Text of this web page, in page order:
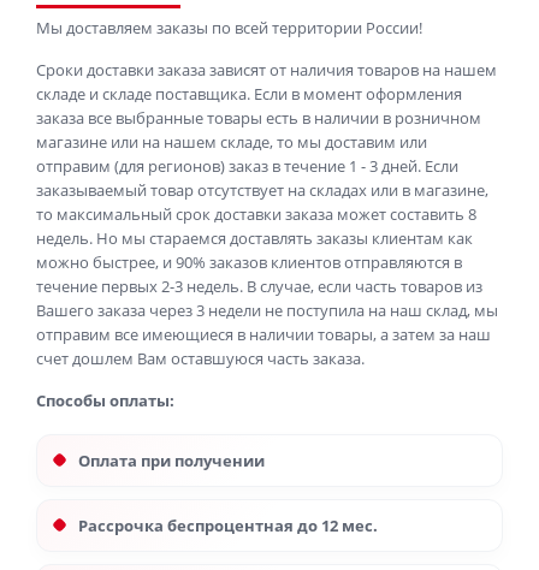
Мы доставляем заказы по всей территории России!
Сроки доставки заказа зависят от наличия товаров на нашем
складе и складе поставщика. Если в момент оформления
заказа все выбранные товары есть в наличии в розничном
магазине или на нашем складе, то мы доставим или
отправим (для регионов) заказ в течение 1 - 3 дней. Если
заказываемый товар отсутствует на складах или в магазине,
то максимальный срок доставки заказа может составить 8
недель. Но мы стараемся доставлять заказы клиентам как
можно быстрее, и 90% заказов клиентов отправляются в
течение первых 2-3 недель. В случае, если часть товаров из
Вашего заказа через 3 недели не поступила на наш склад, мы
отправим все имеющиеся в наличии товары, а затем за наш
счет дошлем Вам оставшуюся часть заказа.
Способы оплаты:
Оплата при получении
Рассрочка беспроцентная до 12 мес.